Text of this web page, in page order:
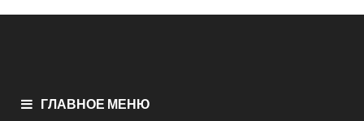
ГЛАВНОЕ МЕНЮ